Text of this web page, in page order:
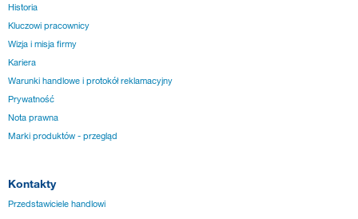
Historia
Kluczowi pracownicy
Wizja i misja firmy
Kariera
Warunki handlowe i protokół reklamacyjny
Prywatność
Nota prawna
Marki produktów - przegląd
Kontakty
Przedstawiciele handlowi